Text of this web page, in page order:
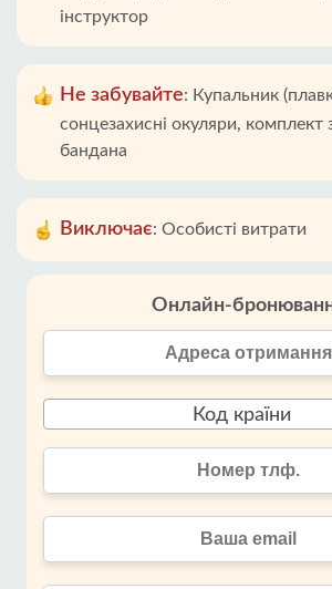
інструктор
Не забувайте: Купальник
сонцезахисні окуляри, комплект
бандана
Виключає: Особисті витрати
Онлайн-
Код країни